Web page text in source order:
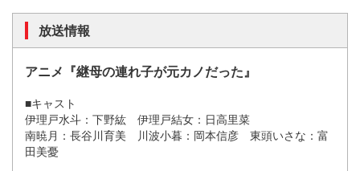
放送情報
アニメ『継母の連れ子が元カノだった』
■キャスト
伊理戸水斗：下野紘 伊理戸結女：日高里菜
南暁月：長谷川育美 川波小暮：岡本信彦 東頭いさな：富
田美憂